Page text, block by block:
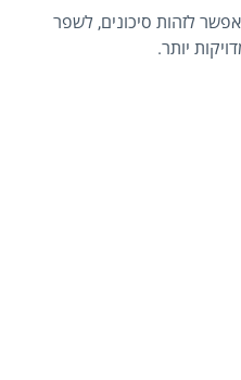
לזהות סיכונים, לשפר
יותר.